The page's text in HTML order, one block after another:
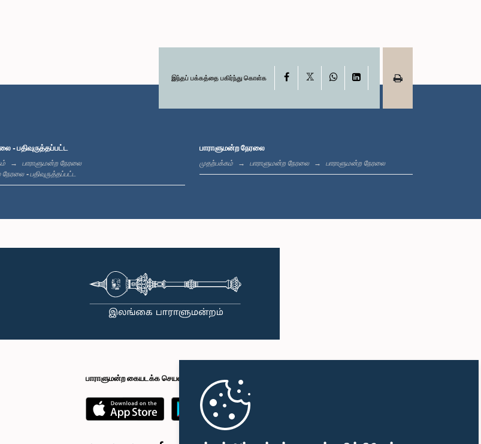
பி.ப. 1:44 - பி.ப. 1:53
இந்தப் பக்கத்தை பகிர்ந்து கொள்க Facebook WhatsAppLinkedIn
- பதிவுருத்தப்பட்ட
பாராளுமன்ற நேரலை
நேரலை - பதிவுருத்தப்பட்ட
பாராளுமன்ற நேரலை
முதற்பக்கம் பாராளுமன்ற நேரலை பாராளுமன்ற நேரலை
பாராளுமன்ற கையடக்க செயலி